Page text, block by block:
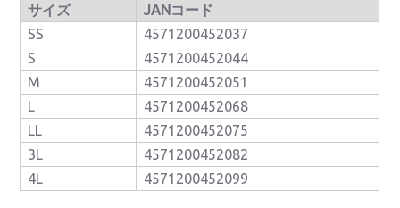
サイズ
JANコード
SS
4571200452037
S
4571200452044
M
4571200452051
L
4571200452068
LL
4571200452075
3L
4571200452082
4L
4571200452099